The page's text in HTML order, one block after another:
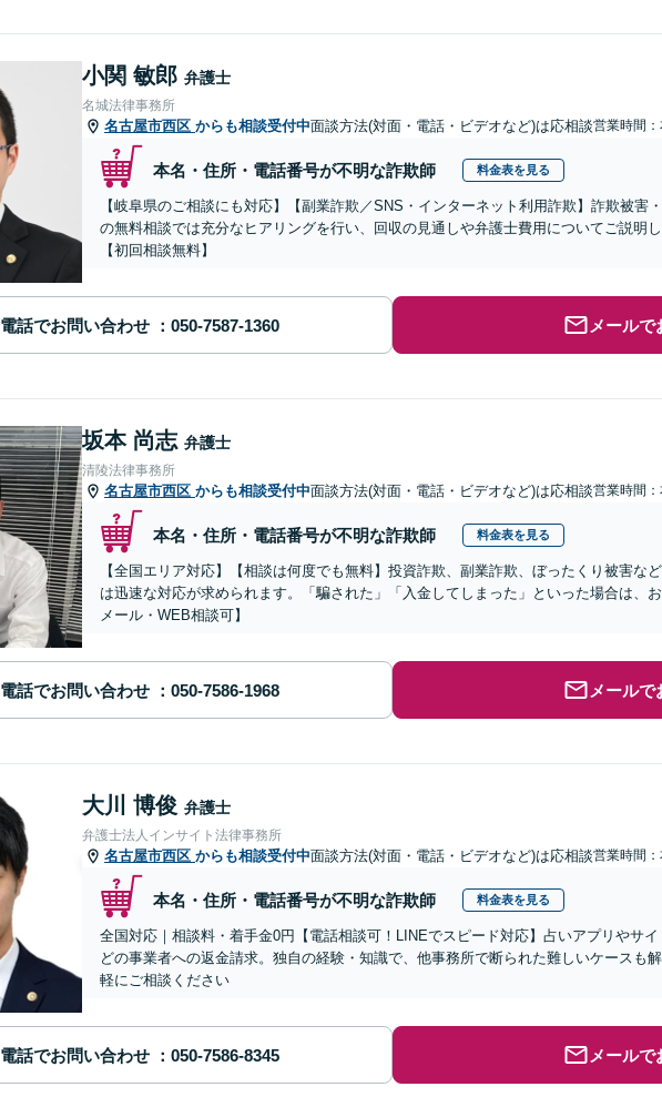
小関 敏郎 弁護士
名城法律事務所
名古屋市西区 からも相談受付中面談方法(対面・電話・ビデオなど)は応相談営業時間：
本名・住所・電話番号が不明な詐欺師 料金表を見る
【岐阜県のご相談にも対応】【副業詐欺／SNS・インターネット利用詐欺】詐欺被害
の無料相談では充分なヒアリングを行い、回収の見通しや弁護士費用についてご説明
【初回相談無料】
電話でお問い合わせ メールで
坂本 尚志 弁護士
清陵法律事務所
名古屋市西区 からも相談受付中面談方法(対面・電話・ビデオなど)は応相談営業時間：
本名・住所・電話番号が不明な詐欺師 料金表を見る
【全国エリア対応】【相談は何度でも無料】投資詐欺、副業詐欺、ぼったくり被害な
は迅速な対応が求められます。「騙された」「入金してしまった」といった場合は、
メール・WEB相談可】
電話でお問い合わせ メールで
大川 博俊 弁護士
弁護士法人インサイト法律事務所
名古屋市西区 からも相談受付中面談方法(対面・電話・ビデオなど)は応相談営業時間：
本名・住所・電話番号が不明な詐欺師 料金表を見る
全国対応｜相談料・着手金0円【電話相談可！LINEでスピード対応】占いアプリやサ
どの事業者への返金請求。独自の経験・知識で、他事務所で断られた難しいケースも
軽にご相談ください
電話でお問い合わせ メールで